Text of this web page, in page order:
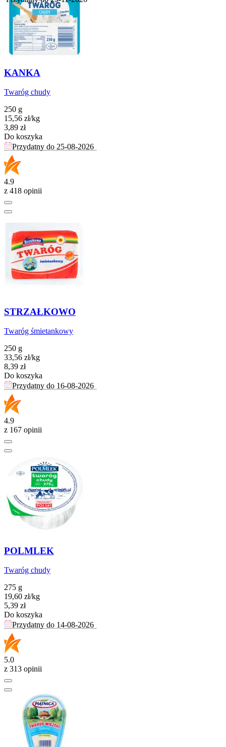
KANKA
Twaróg chudy
250 g
15,56 zł/kg
Cena
3,89 zł
Do koszyka
Przydatny do 25-08-2026
4.9
z 418 opinii
STRZAŁKOWO
Twaróg śmietankowy
250 g
33,56 zł/kg
Cena
8,39 zł
Do koszyka
Przydatny do 16-08-2026
4.9
z 167 opinii
POLMLEK
Twaróg chudy
275 g
19,60 zł/kg
Cena
5,39 zł
Do koszyka
Przydatny do 14-08-2026
5.0
z 313 opinii